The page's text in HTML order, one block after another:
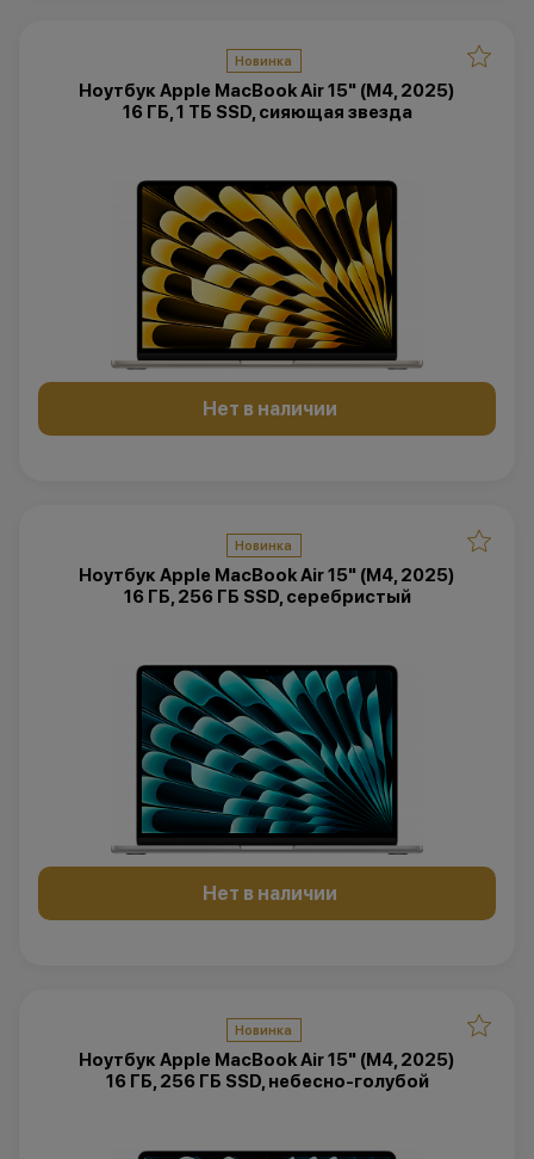
Новинка
Ноутбук Apple MacBook Air 15" (M4, 2025)
16 ГБ, 1 ТБ SSD, сияющая звезда
Нет в наличии
Новинка
Ноутбук Apple MacBook Air 15" (M4, 2025)
16 ГБ, 256 ГБ SSD, серебристый
Нет в наличии
Новинка
Ноутбук Apple MacBook Air 15" (M4, 2025)
16 ГБ, 256 ГБ SSD, небесно-голубой